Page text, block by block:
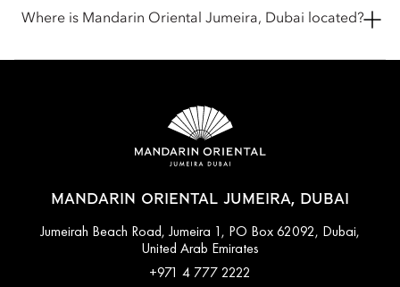
Where is Mandarin Oriental Jumeira, Dubai located?
overlooking the Arabian Gulf.
Just minutes from Downtown Dubai and the city's cultural and
lifestyle destinations, the hotel combines a tranquil seaside
location with convenient access to Dubai's most iconic
MANDARIN ORIENTAL JUMEIRA, DUBAI
Jumeirah Beach Road, Jumeira 1, PO Box 62092, Dubai,
United Arab Emirates
+971 4 777 2222